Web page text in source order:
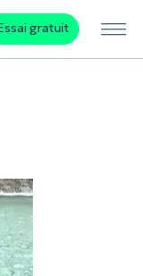
gratuit